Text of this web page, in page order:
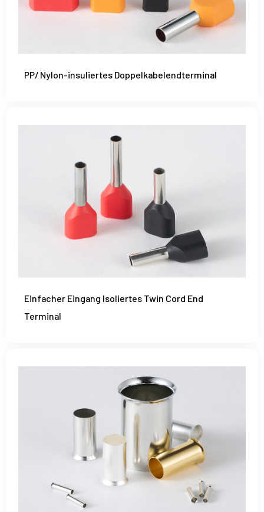
PP/ Nylon-insuliertes Doppelkabelendterminal
Einfacher Eingang Isoliertes Twin Cord End
Terminal